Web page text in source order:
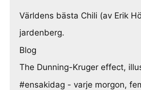
Världens bästa Chili (av Erik
jardenberg.
Blog
The Dunning-Kruger effect,
#ensakidag - varje morgon,